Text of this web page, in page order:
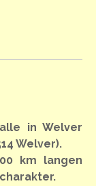
in Welver
Welver).
km langen